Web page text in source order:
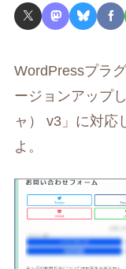
WordPressプラ
ージョンアップ
ャ） v3」に対応
よ。